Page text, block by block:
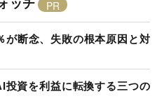
が断念、失敗の根本原因と対
資を利益に転換する三つの